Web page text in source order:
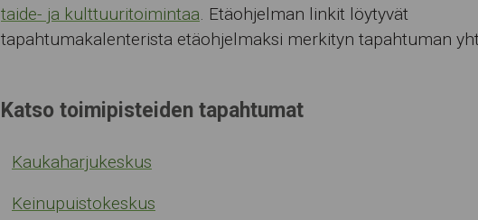
taide- ja kulttuuritoimintaa. Etäohjelman linkit löytyvät
tapahtumakalenterista etäohjelmaksi merkityn tapahtuman
Katso toimipisteiden tapahtumat
Kaukaharjukeskus
Keinupuistokeskus